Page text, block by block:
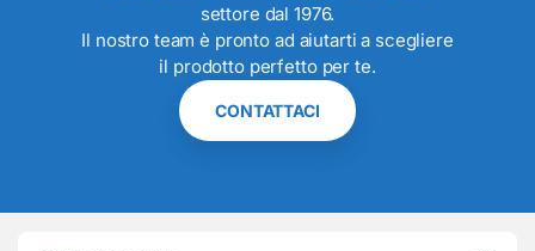
settore dal 1976.
Il nostro team è pronto ad aiutarti a scegliere
il prodotto perfetto per te.
CONTATTACI